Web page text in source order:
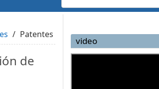
Patentes
de
video